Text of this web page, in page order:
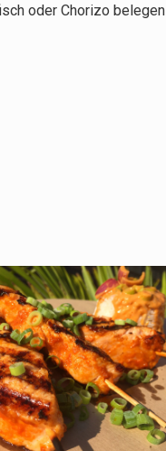
oder Chorizo belegen